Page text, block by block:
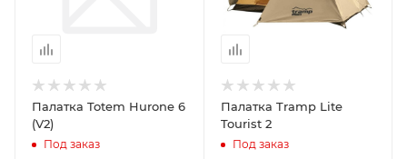
Палатка Totem Hurone 6
(V2)
Под заказ
Палатка Tramp Lite
Tourist 2
Под заказ